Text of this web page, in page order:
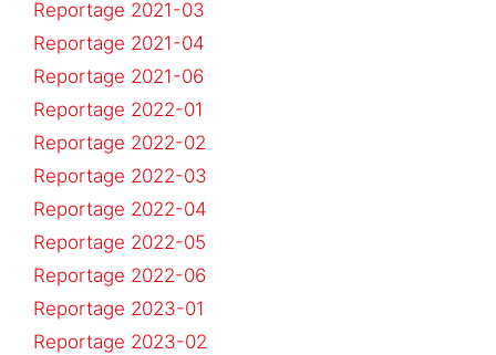
Reportage 2021-03
Reportage 2021-04
Reportage 2021-06
Reportage 2022-01
Reportage 2022-02
Reportage 2022-03
Reportage 2022-04
Reportage 2022-05
Reportage 2022-06
Reportage 2023-01
Reportage 2023-02